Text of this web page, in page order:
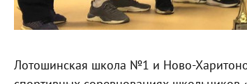
Лотошинская школа №1 и Ново-